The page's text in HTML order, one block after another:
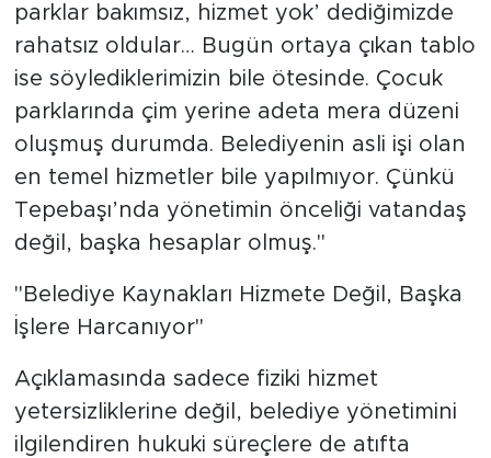
parklar bakımsız, hizmet yok’ dediğimizde
rahatsız oldular… Bugün ortaya çıkan tablo
ise söylediklerimizin bile ötesinde. Çocuk
parklarında çim yerine adeta mera düzeni
oluşmuş durumda. Belediyenin asli işi olan
en temel hizmetler bile yapılmıyor. Çünkü
Tepebaşı’nda yönetimin önceliği vatandaş
değil, başka hesaplar olmuş."
"Belediye Kaynakları Hizmete Değil, Başka
İşlere Harcanıyor"
Açıklamasında sadece fiziki hizmet
yetersizliklerine değil, belediye yönetimini
ilgilendiren hukuki süreçlere de atıfta